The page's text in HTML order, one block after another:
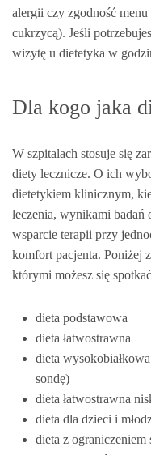
alergii czy zgodność
cukrzycą). Jeśli
wizytę u dietetyka w
Dla kogo jaka
W szpitalach stosuje się
diety lecznicze. O ich
dietetykiem klinicznym,
leczenia, wynikami badań
wsparcie terapii przy
komfort pacjenta. Poniżej
którymi możesz się
dieta podstawowa
dieta łatwostrawna
dieta
sondę)
dieta łatwostrawna
dieta dla dzieci i
dieta z